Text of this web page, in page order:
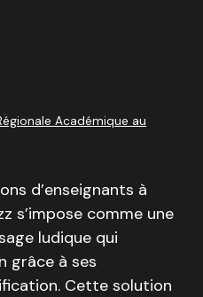
Académique au
d’enseignants à
s’impose comme une
ludique qui
grâce à ses
Cette solution